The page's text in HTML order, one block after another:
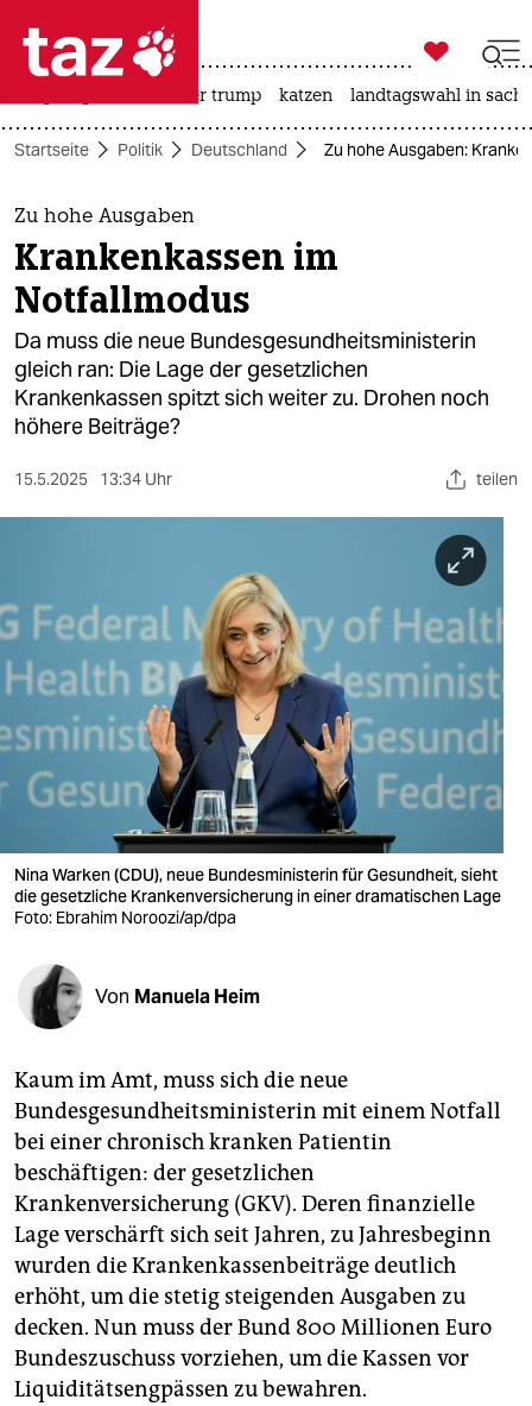
 taz zahl ich
taz zahl ich
themen
politik
öko
gesellschaft
kultur
sport
wahrheit
verlag
verlag
veranstaltungen
fragen & hilfe
unterstützen
abo
genossenschaft
epaper login

taz zahl ich
usa unter trump katzen landtagswahl in
Startseite Politik Deutschland Zu hohe Ausgaben:
Zu hohe Ausgaben
Krankenkassen im
Notfallmodus
Da muss die neue Bundesgesundheitsministerin
gleich ran: Die Lage der gesetzlichen
Krankenkassen spitzt sich weiter zu. Drohen noch
höhere Beiträge?
15.5.2025 13:34 Uhr teilen
Nina Warken (CDU), neue Bundesministerin für Gesundheit, sieht
die gesetzliche Krankenversicherung in einer dramatischen Lage
Foto: Ebrahim Noroozi/ap/dpa
Von Manuela Heim
Kaum im Amt, muss sich die neue
Bundesgesundheitsministerin mit einem Notfall
bei einer chronisch kranken Patientin
beschäftigen: der gesetzlichen
Krankenversicherung (GKV). Deren finanzielle
Lage verschärft sich seit Jahren, zu Jahresbeginn
wurden die Krankenkassenbeiträge deutlich
erhöht, um die stetig steigenden Ausgaben zu
decken. Nun muss der Bund 800 Millionen Euro
Bundeszuschuss vorziehen, um die Kassen vor
Liquiditätsengpässen zu bewahren.